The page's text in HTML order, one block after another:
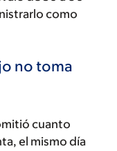
como
no toma
cuanto
el mismo día